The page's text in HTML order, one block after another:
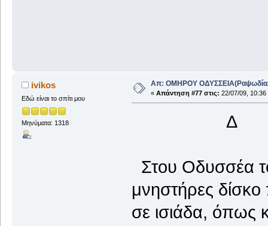
ivikos
Εδώ είναι το σπίτι μου
Μηνύματα: 1318
Απ: ΟΜΗΡΟΥ
« Απάντηση #77 στις: 22/07/09, 10:36
Δ
Στου Οδυσσέα
μνηστήρες δίσκο
σε ισιάδα, όπως